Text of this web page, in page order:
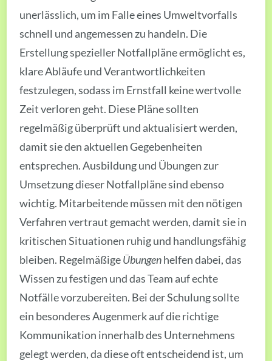
unerlässlich, um im Falle eines Umweltvorfalls
schnell und angemessen zu handeln. Die
Erstellung spezieller Notfallpläne ermöglicht es,
klare Abläufe und Verantwortlichkeiten
festzulegen, sodass im Ernstfall keine wertvolle
Zeit verloren geht. Diese Pläne sollten
regelmäßig überprüft und aktualisiert werden,
damit sie den aktuellen Gegebenheiten
entsprechen. Ausbildung und Übungen zur
Umsetzung dieser Notfallpläne sind ebenso
wichtig. Mitarbeitende müssen mit den nötigen
Verfahren vertraut gemacht werden, damit sie in
kritischen Situationen ruhig und handlungsfähig
bleiben. RegelmäßigeÜbungenhelfen dabei, das
Wissen zu festigen und das Team auf echte
Notfälle vorzubereiten. Bei der Schulung sollte
ein besonderes Augenmerk auf die richtige
Kommunikation innerhalb des Unternehmens
gelegt werden, da diese oft entscheidend ist, um